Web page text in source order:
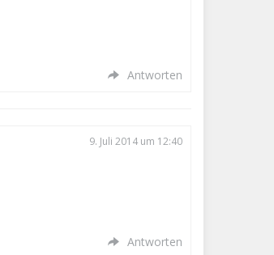
Antworten
9. Juli 2014 um 12:40
Antworten